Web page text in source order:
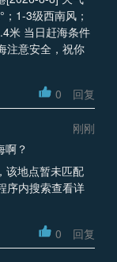
1-3级西南风；
米 当日赶海条件
注意安全，祝你
0 回复
刚刚
啊？
该地点暂未匹配
序内搜索查看详
0 回复